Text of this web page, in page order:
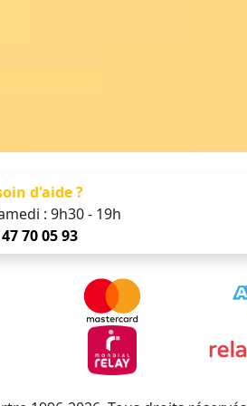
d'aide ?
: 9h30 - 19h
70 05 93